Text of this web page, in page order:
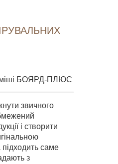
БОЯРД-ПЛЮС
звичного
і створити
саме
з